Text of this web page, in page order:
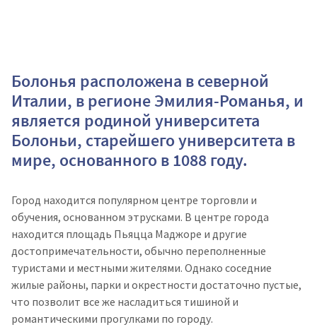
Болонья расположена в северной
Италии, в регионе Эмилия-Романья, и
является родиной университета
Болоньи, старейшего университета в
мире, основанного в 1088 году.
Город находится популярном центре торговли и
обучения, основанном этрусками. В центре города
находится площадь Пьяцца Маджоре и другие
достопримечательности, обычно переполненные
туристами и местными жителями. Однако соседние
жилые районы, парки и окрестности достаточно пустые,
что позволит все же насладиться тишиной и
романтическими прогулками по городу.